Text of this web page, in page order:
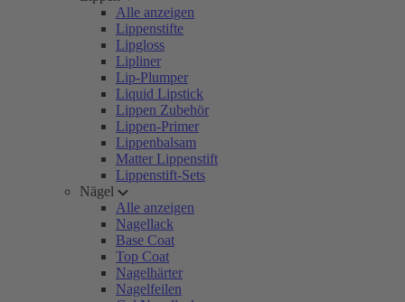
Alle anzeigen
Lippenstifte
Lipgloss
Lipliner
Lip-Plumper
Liquid Lipstick
Lippen Zubehör
Lippen-Primer
Lippenbalsam
Matter Lippenstift
Lippenstift-Sets
Nägel
Alle anzeigen
Nagellack
Base Coat
Top Coat
Nagelhärter
Nagelfeilen